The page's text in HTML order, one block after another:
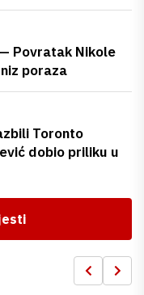
Povratak Nikole
poraza
Toronto
dobio priliku u